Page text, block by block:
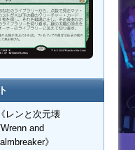
レンと次元壊
and
》